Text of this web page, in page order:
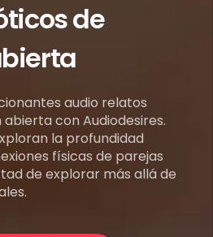
de
audio relatos
con Audiodesires.
la profundidad
físicas de parejas
de explorar más allá de